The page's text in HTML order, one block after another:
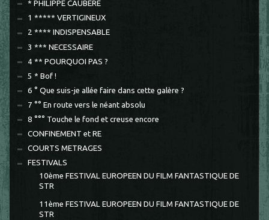
* PHILIPPE CAUBERE
1 ***** VERTIGINEUX
2 **** INDISPENSABLE
3 *** NECESSAIRE
4 ** POURQUOI PAS ?
5 * Bof !
6 ° Que suis-je allée faire dans cette galère ?
7 °° En route vers le néant absolu
8 °°° Touche le fond et creuse encore
CONFINEMENT et RE
COURTS METRAGES
FESTIVALS
10ème FESTIVAL EUROPEEN DU FILM FANTASTIQUE DE
STR
11ème FESTIVAL EUROPEEN DU FILM FANTASTIQUE DE
STR